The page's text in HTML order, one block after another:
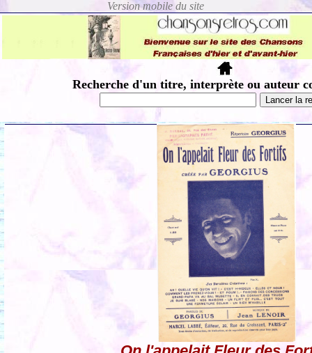
Recherche d'un titre, interprète ou auteur